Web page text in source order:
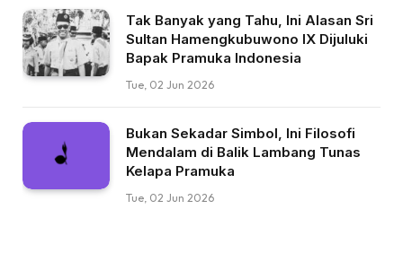
Tak Banyak yang Tahu, Ini Alasan Sri
Sultan Hamengkubuwono IX Dijuluki
Bapak Pramuka Indonesia
Tue, 02 Jun 2026
Bukan Sekadar Simbol, Ini Filosofi
Mendalam di Balik Lambang Tunas
Kelapa Pramuka
Tue, 02 Jun 2026